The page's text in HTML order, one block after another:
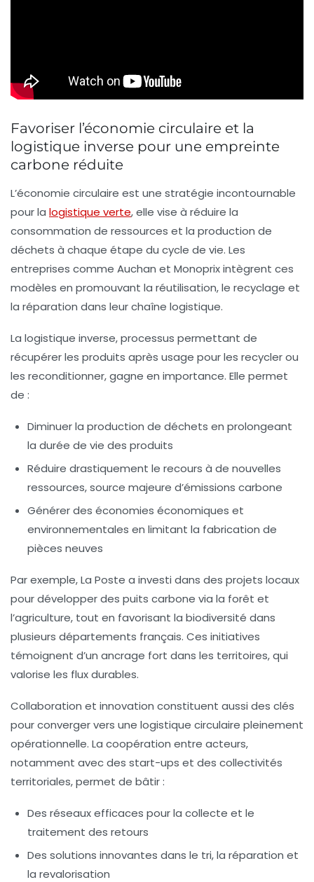
Favoriser l’économie circulaire et la
logistique inverse pour une empreinte
carbone réduite
L’économie circulaire est une stratégie incontournable
pour la logistique verte, elle vise à réduire la
consommation de ressources et la production de
déchets à chaque étape du cycle de vie. Les
entreprises comme Auchan et Monoprixintègrent ces
modèles en promouvant la réutilisation, le recyclage et
la réparation dans leur chaîne logistique.
La logistique inverse, processus permettant de
récupérer les produits après usage pour les recycler ou
les reconditionner, gagne en importance. Elle permet
de :
Diminuer la production de déchets en prolongeant
la durée de vie des produits
Réduire drastiquement le recours à de nouvelles
ressources, source majeure d’émissions carbone
Générer des économies économiques et
environnementales en limitant la fabrication de
pièces neuves
Par exemple,La Poste a investi dans des projets locaux
pour développer des puits carbone via la forêt et
l’agriculture, tout en favorisant la biodiversité dans
plusieurs départements français. Ces initiatives
témoignent d’un ancrage fort dans les territoires, qui
valorise les flux durables.
Collaboration et innovation constituent aussi des clés
pour converger vers une logistique circulaire pleinement
opérationnelle. La coopération entre acteurs,
notamment avec des start-ups et des collectivités
territoriales, permet de bâtir :
Des réseaux efficaces pour la collecte et le
traitement des retours
Des solutions innovantes dans le tri, la réparation et
la revalorisation